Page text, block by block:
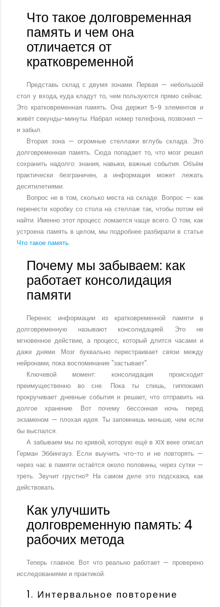
Что такое долговременная
память и чем она
отличается от
кратковременной
Представь склад с двумя зонами. Первая — небольшой
стол у входа, куда кладут то, чем пользуются прямо сейчас.
Это кратковременная память. Она держит 5-9 элементов и
живёт секунды-минуты. Набрал номер телефона, позвонил —
и забыл.
Вторая зона — огромные стеллажи вглубь склада. Это
долговременная память. Сюда попадает то, что мозг решил
сохранить надолго: знания, навыки, важные события. Объём
практически безграничен, а информация может лежать
десятилетиями.
Вопрос не в том, сколько места на складе. Вопрос — как
перенести коробку со стола на стеллаж так, чтобы потом её
найти. Именно этот процесс ломается чаще всего. О том, как
устроена память в целом, мы подробнее разбирали в статье
Что такое память.
Почему мы забываем: как
работает консолидация
памяти
Перенос информации из кратковременной памяти в
долговременную называют консолидацией. Это не
мгновенное действие, а процесс, который длится часами и
даже днями. Мозг буквально перестраивает связи между
нейронами, пока воспоминание "застывает".
Ключевой момент: консолидация происходит
преимущественно во сне. Пока ты спишь, гиппокамп
прокручивает дневные события и решает, что отправить на
долгое хранение. Вот почему бессонная ночь перед
экзаменом — плохая идея. Ты запомнишь меньше, чем если
бы выспался.
А забываем мы по кривой, которую ещё в XIX веке описал
Герман Эббингауз. Если выучить что-то и не повторять —
через час в памяти остаётся около половины, через сутки —
треть. Звучит грустно? На самом деле это подсказка, как
действовать.
Как улучшить
долговременную память: 4
рабочих метода
Теперь главное. Вот что реально работает — проверено
исследованиями и практикой.
1. Интервальное повторение